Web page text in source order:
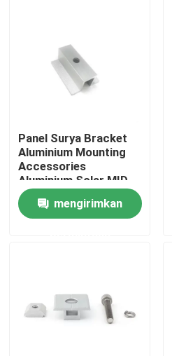
Rumah
Video
Panel Surya Bracket
Aluminium Mounting
Accessories
Aluminium Solar MID
Clamp untuk Sistem
Energi Suryamengirimkan